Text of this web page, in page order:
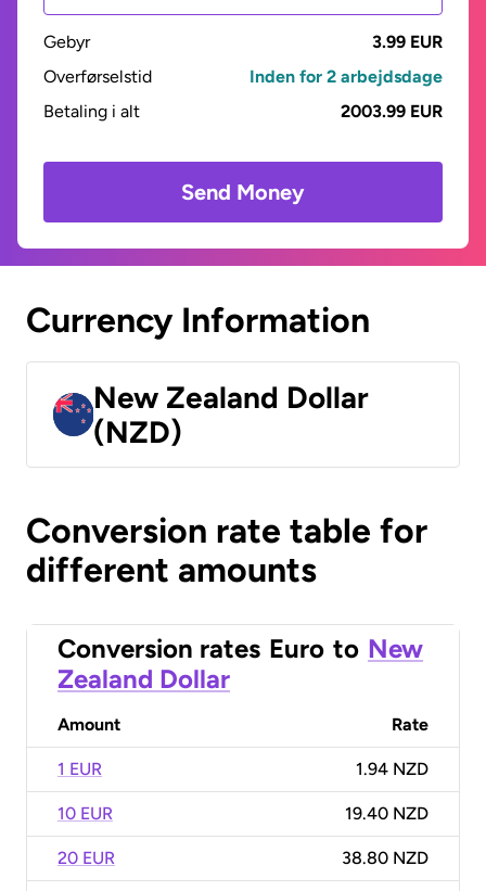
Gebyr
3.99 EUR
Overførselstid
Inden for 2 arbejdsdage
Betaling i alt
2003.99 EUR
Send Money
Currency Information
New Zealand Dollar
(NZD)
Conversion rate table for
different amounts
Conversion rates Euro to New
Zealand Dollar
Amount Rate
1 EUR 1.94 NZD
10 EUR 19.40 NZD
20 EUR 38.80 NZD